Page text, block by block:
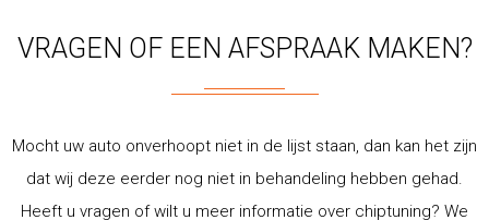
VRAGEN OF EEN AFSPRAAK MAKEN?
Mocht uw auto onverhoopt niet in de lijst staan, dan kan het zijn
dat wij deze eerder nog niet in behandeling hebben gehad.
Heeft u vragen of wilt u meer informatie over chiptuning? We